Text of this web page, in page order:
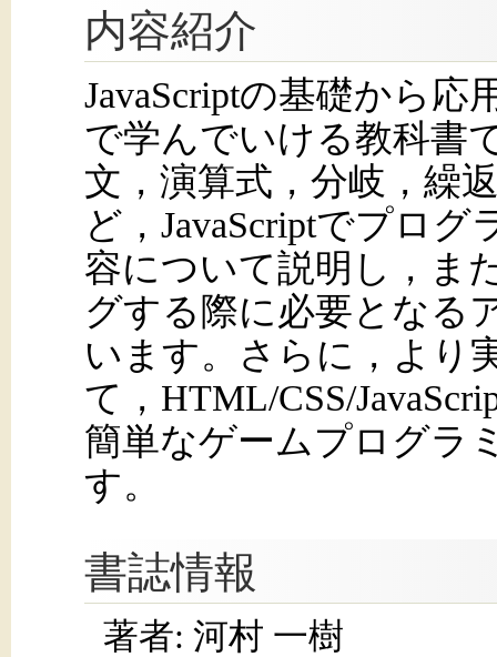
内容紹介
JavaScriptの基礎から
で学んでいける教科書
文，演算式，分岐，繰
ど，JavaScriptでプロ
容について説明し，ま
グする際に必要となる
います。さらに，より
て，HTML/CSS/
簡単なゲームプログラ
す。
書誌情報
著者: 河村 一樹